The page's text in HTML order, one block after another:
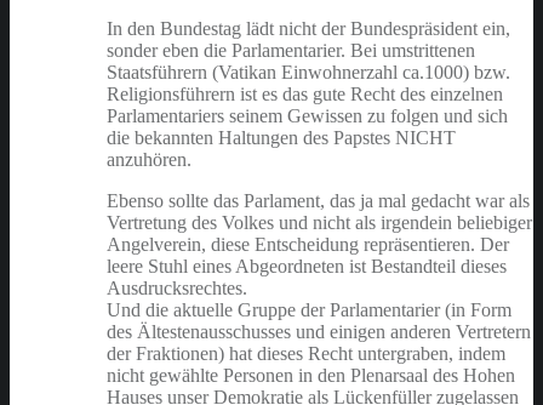
In den Bundestag lädt nicht der Bundespräsident ein,
sonder eben die Parlamentarier. Bei umstrittenen
Staatsführern (Vatikan Einwohnerzahl ca.1000) bzw.
Religionsführern ist es das gute Recht des einzelnen
Parlamentariers seinem Gewissen zu folgen und sich
die bekannten Haltungen des Papstes NICHT
anzuhören.
Ebenso sollte das Parlament, das ja mal gedacht war als
Vertretung des Volkes und nicht als irgendein beliebiger
Angelverein, diese Entscheidung repräsentieren. Der
leere Stuhl eines Abgeordneten ist Bestandteil dieses
Ausdrucksrechtes.
Und die aktuelle Gruppe der Parlamentarier (in Form
des Ältestenausschusses und einigen anderen Vertretern
der Fraktionen) hat dieses Recht untergraben, indem
nicht gewählte Personen in den Plenarsaal des Hohen
Hauses unser Demokratie als Lückenfüller zugelassen